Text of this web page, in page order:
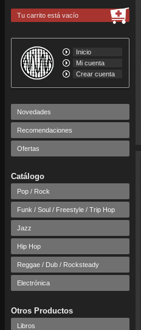
Tu carrito está vacío
Inicio
Mi cuenta
Crear cuenta
Novedades
Recomendaciones
Ofertas
Catálogo
Pop / Rock
Funk / Soul / Freestyle / Trip Hop
Jazz
Hip Hop
Reggae / Dub / Rocksteady
Electrónica
Otros Productos
Libros